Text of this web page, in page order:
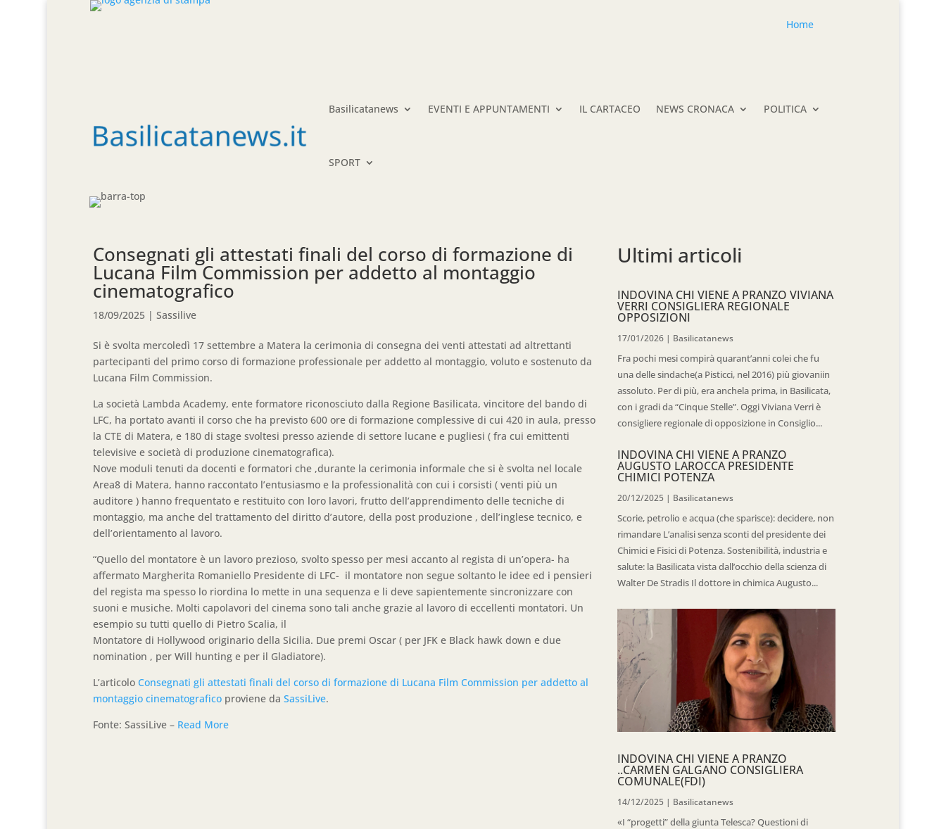
Home
Basilicatanews EVENTI E APPUNTAMENTI IL CARTACEO NEWS CRONACA POLITICA
SPORT
Consegnati gli attestati finali del corso di formazione di
Lucana Film Commission per addetto al montaggio
cinematografico
18/09/2025 |Sassilive
Si è svolta mercoledì 17 settembre a Matera la cerimonia di consegna dei venti attestati ad altrettanti
partecipanti del primo corso di formazione professionale per addetto al montaggio, voluto e sostenuto da
Lucana Film Commission.
La società Lambda Academy, ente formatore riconosciuto dalla Regione Basilicata, vincitore del bando di
LFC, ha portato avanti il corso che ha previsto 600 ore di formazione complessive di cui 420 in aula, presso
la CTE di Matera, e 180 di stage svoltesi presso aziende di settore lucane e pugliesi ( fra cui emittenti
televisive e società di produzione cinematografica).
Nove moduli tenuti da docenti e formatori che ,durante la cerimonia informale che si è svolta nel locale
Area8 di Matera, hanno raccontato l’entusiasmo e la professionalità con cui i corsisti ( venti più un
auditore ) hanno frequentato e restituito con loro lavori, frutto dell’apprendimento delle tecniche di
montaggio, ma anche del trattamento del diritto d’autore, della post produzione , dell’inglese tecnico, e
dell’orientamento al lavoro.
“Quello del montatore è un lavoro prezioso, svolto spesso per mesi accanto al regista di un’opera- ha
affermato Margherita Romaniello Presidente di LFC- il montatore non segue soltanto le idee ed i pensieri
del regista ma spesso lo riordina lo mette in una sequenza e li deve sapientemente sincronizzare con
suoni e musiche. Molti capolavori del cinema sono tali anche grazie al lavoro di eccellenti montatori. Un
esempio su tutti quello di Pietro Scalia, il
Montatore di Hollywood originario della Sicilia. Due premi Oscar ( per JFK e Black hawk down e due
nomination , per Will hunting e per il Gladiatore).
L’articoloConsegnati gli attestati finali del corso di formazione di Lucana Film Commission per addetto al
montaggio cinematografico proviene daSassiLive.
Fonte: SassiLive – Read More
Ultimi articoli
INDOVINA CHI VIENE A PRANZO VIVIANA
VERRI CONSIGLIERA REGIONALE
OPPOSIZIONI
17/01/2026| Basilicatanews
Fra pochi mesi compirà quarant’anni colei che fu
una delle sindache(a Pisticci, nel 2016) più giovaniin
assoluto. Per di più, era anchela prima, in Basilicata,
con i gradi da “Cinque Stelle”. Oggi Viviana Verri è
consigliere regionale di opposizione in Consiglio...
INDOVINA CHI VIENE A PRANZO
AUGUSTO LAROCCA PRESIDENTE
CHIMICI POTENZA
20/12/2025 | Basilicatanews
Scorie, petrolio e acqua (che sparisce): decidere, non
rimandare L’analisi senza sconti del presidente dei
Chimici e Fisici di Potenza. Sostenibilità, industria e
salute: la Basilicata vista dall’occhio della scienza di
Walter De Stradis Il dottore in chimica Augusto...
INDOVINA CHI VIENE A PRANZO
..CARMEN GALGANO CONSIGLIERA
COMUNALE(FDI)
14/12/2025 | Basilicatanews
«I “progetti” della giunta Telesca? Questioni di